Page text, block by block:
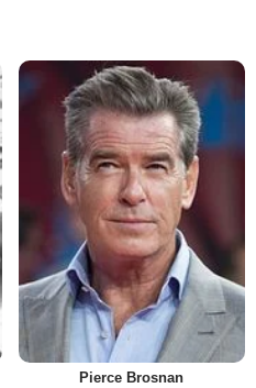
Pierce Brosnan